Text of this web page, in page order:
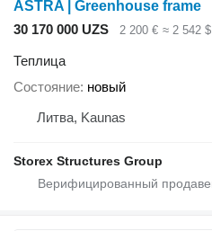
ASTRA | Greenhouse frame
30 170 000 UZS
2 200 € ≈ 2 542 $
Теплица
Состояние новый
Литва, Kaunas
Storex Structures Group